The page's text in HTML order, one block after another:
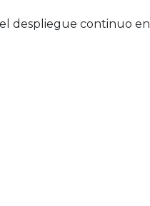
despliegue continuo en